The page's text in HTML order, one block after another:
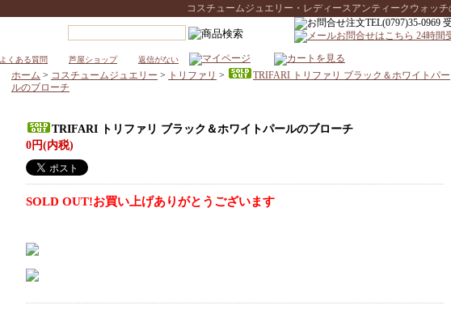
コスチュームジュエリー・レディースアンティークウォッ
よくある質問 芦屋ショップ 返信がない
ホーム > コスチュームジュエリー > トリファリ >
TRIFARI トリファリ ブラック＆ホワイトパー
ルのブローチ
TRIFARI トリファリ ブラック＆ホワイトパールのブローチ
0円(内税)
SOLD OUT!お買い上げありがとうございます